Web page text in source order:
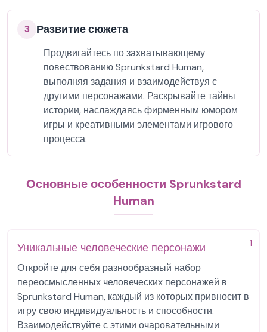
3 Развитие сюжета
Продвигайтесь по захватывающему
повествованию Sprunkstard Human,
выполняя задания и взаимодействуя с
другими персонажами. Раскрывайте тайны
истории, наслаждаясь фирменным юмором
игры и креативными элементами игрового
процесса.
Основные особенности Sprunkstard
Human
1
Уникальные человеческие персонажи
Откройте для себя разнообразный набор
переосмысленных человеческих персонажей в
Sprunkstard Human, каждый из которых привносит в
игру свою индивидуальность и способности.
Взаимодействуйте с этими очаровательными